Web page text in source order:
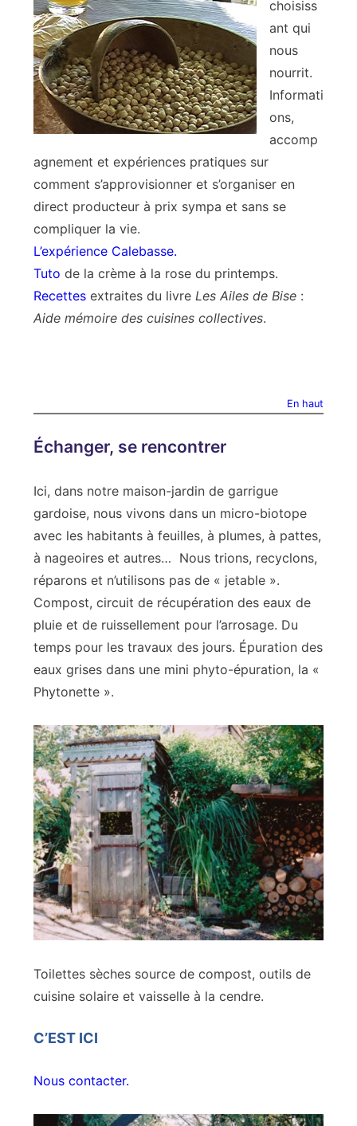
choisiss
ant qui
nous
nourrit.
Informati
ons,
accomp
agnement et expériences pratiques sur
comment s’approvisionner et s’organiser en
direct producteur à prix sympa et sans se
compliquer la vie.
L’expérience Calebasse.
Tuto de la crème à la rose du printemps.
Recettes extraites du livre Les Ailes de Bise :
Aide mémoire des cuisines collectives.
En haut
Échanger, se rencontrer
Ici, dans notre maison-jardin de garrigue
gardoise, nous vivons dans un micro-biotope
avec les habitants à feuilles, à plumes, à pattes,
à nageoires et autres… Nous trions, recyclons,
réparons et n’utilisons pas de « jetable ».
Compost, circuit de récupération des eaux de
pluie et de ruissellement pour l’arrosage. Du
temps pour les travaux des jours. Épuration des
eaux grises dans une mini phyto-épuration, la «
Phytonette ».
Toilettes sèches source de compost, outils de
cuisine solaire et vaisselle à la cendre.
C’EST ICI
Nous contacter.